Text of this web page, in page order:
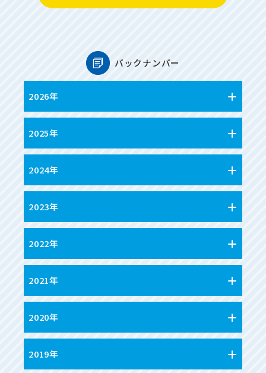
バックナンバー
2026年
2025年
2024年
2023年
2022年
2021年
2020年
2019年